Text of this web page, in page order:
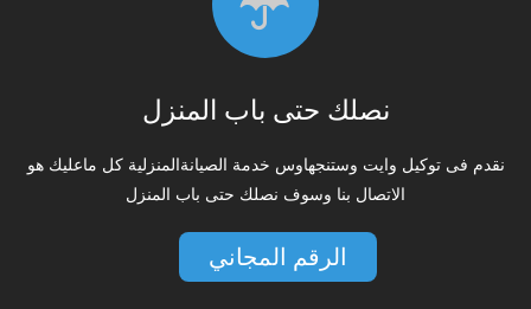
نصلك حتى باب المنزل
نقدم فى توكيل وايت وستنجهاوس خدمة الصيانةالمنزلية كل ماعليك هو
الاتصال بنا وسوف نصلك حتى باب المنزل
الرقم المجاني